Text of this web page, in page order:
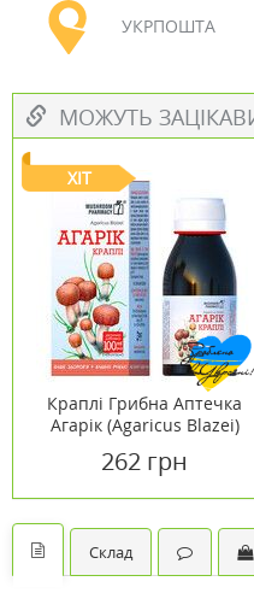
УКРПОШТА
МОЖУТЬ
ХІТ
Краплі Грибна Аптечка
Агарік (Agaricus Blazei)
262 грн
Склад